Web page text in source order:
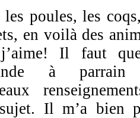
poules, les
en voilà des
Il faut
à
Il m’a bien